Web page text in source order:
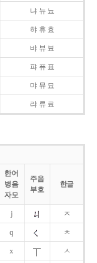
냐 뉴 뇨
햐 휴 효
뱌 뷰 뵤
퍄 퓨 표
먀 뮤 묘
랴 류 료
한어
병음
자모
주음
부호
한글
j ㅈ
q ㅊ
x ㅅ